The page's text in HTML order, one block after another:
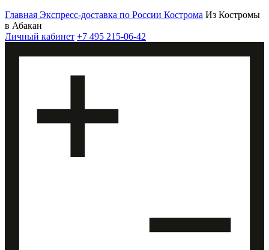
Главная Экспресс-доставка по России Кострома Из Костромы
в Абакан
Личный кабинет +7 495 215-06-42